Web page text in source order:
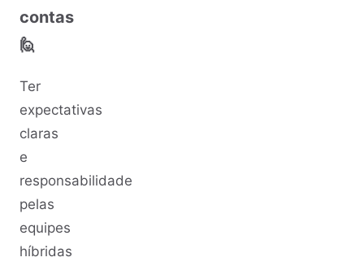
contas
🙋
Ter
expectativas
claras
e
responsabilidade
pelas
equipes
híbridas